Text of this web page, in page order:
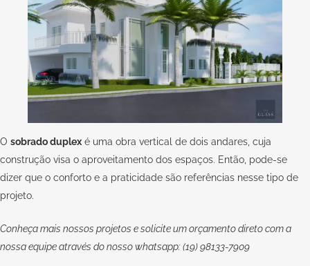
O sobrado duplex é uma obra vertical de dois andares, cuja
construção visa o aproveitamento dos espaços. Então, pode-se
dizer que o conforto e a praticidade são referências nesse tipo de
projeto.
Conheça mais nossos projetos e solicite um orçamento direto com a
nossa equipe através do nosso whatsapp: (19) 98133-7909